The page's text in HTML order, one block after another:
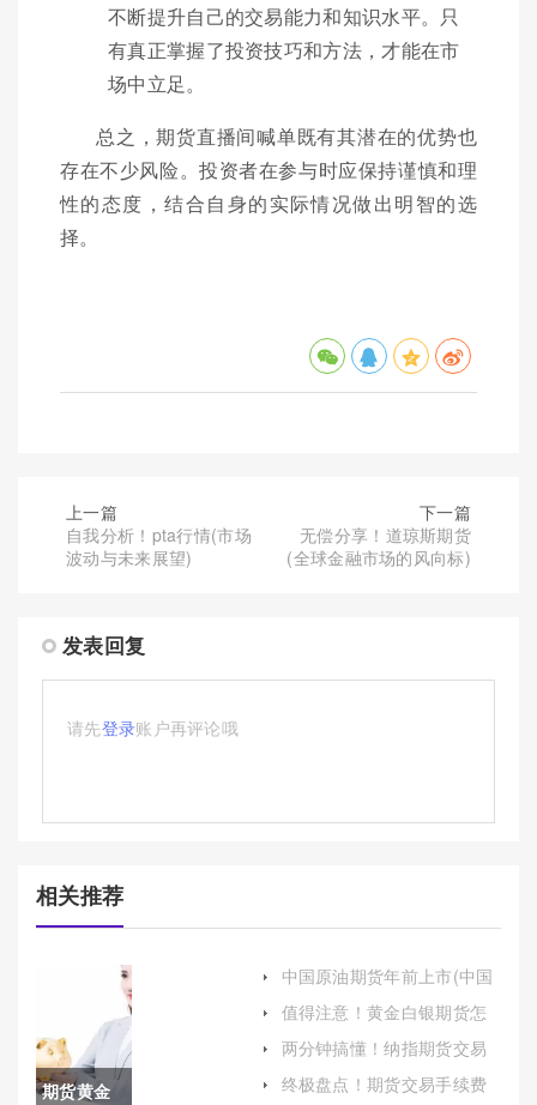
不断提升自己的交易能力和知识水平。只
有真正掌握了投资技巧和方法，才能在市
场中立足。
总之，期货直播间喊单既有其潜在的优势也
存在不少风险。投资者在参与时应保持谨慎和理
性的态度，结合自身的实际情况做出明智的选
择。
上一篇
自我分析！pta行情(市场
波动与未来展望)
下一篇
无偿分享！道琼斯期货
(全球金融市场的风向标)
发表回复
请先登录账户再评论哦
相关推荐
期货黄金
中国原油期货年前上市(中国
值得注意！黄金白银期货怎
启贵金属期货投资之旅）
两分钟搞懂！纳指期货交易
终极盘点！期货交易手续费